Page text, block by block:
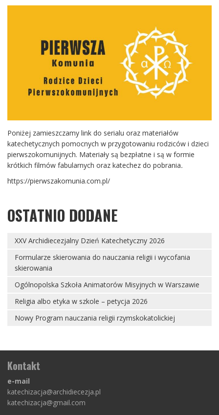
Poniżej zamieszczamy link do serialu oraz materiałów
katechetycznych pomocnych w przygotowaniu rodziców i dzieci
pierwszokomunijnych. Materiały są bezpłatne i są w formie
krótkich filmów fabularnych oraz katechez do pobrania.
https://pierwszakomunia.com.pl/
OSTATNIO DODANE
XXV Archidiecezjalny Dzień Katechetyczny 2026
Formularze skierowania do nauczania religii i wycofania
skierowania
Ogólnopolska Szkoła Animatorów Misyjnych w Warszawie
Religia albo etyka w szkole – petycja 2026
Nowy Program nauczania religii rzymskokatolickiej
Kontakt
e-mail
katechizacja@archidiecezja.pl
katechizacja@gmail.com